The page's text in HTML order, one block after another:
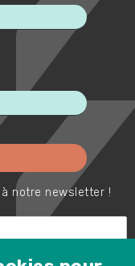
notre newsletter !